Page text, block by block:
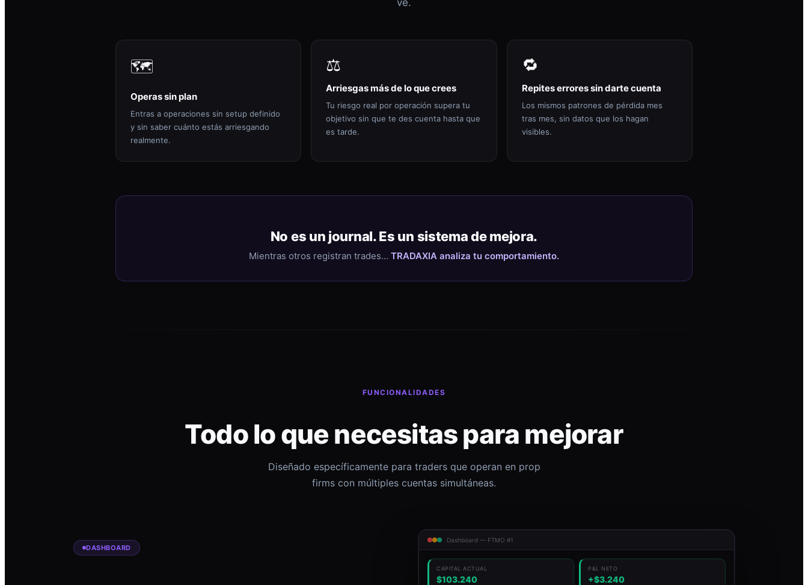
ve.
🗺️
Operas sin plan
Entras a operaciones sin setup definido
y sin saber cuánto estás arriesgando
realmente.
⚖️
Arriesgas más de lo que crees
Tu riesgo real por operación supera tu
objetivo sin que te des cuenta hasta que
es tarde.
🔁
Repites errores sin darte cuenta
Los mismos patrones de pérdida mes
tras mes, sin datos que los hagan
visibles.
No es un journal. Es un sistema de mejora.
Mientras otros registran trades… TRADAXIA analiza tu comportamiento.
FUNCIONALIDADES
Todo lo que necesitas para mejorar
Diseñado específicamente para traders que operan en prop
firms con múltiples cuentas simultáneas.
DASHBOARD
Dashboard — FTMO #1
CAPITAL ACTUAL
$103.240
P&L NETO
+$3.240